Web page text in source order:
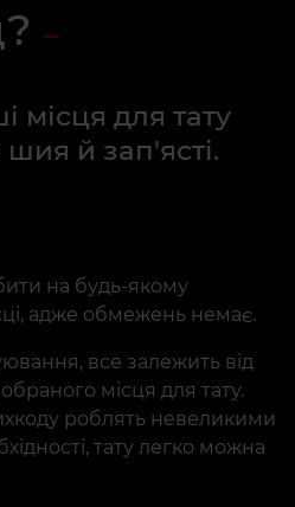
місця для тату
й зап'ясті.
на будь-якому
адже обмежень немає.
все залежить від
місця для тату.
роблять невеликими
тату легко можна